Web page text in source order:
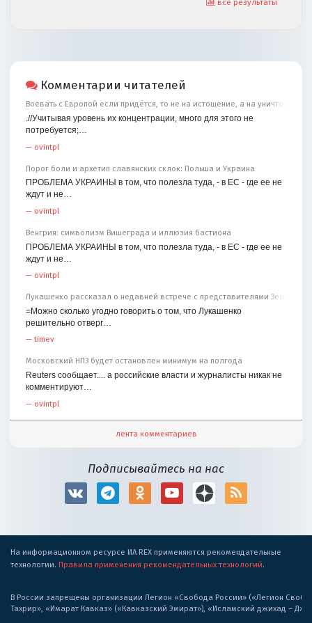
все результаты
Комментарии читателей
Воевать с Европой если придётся, то не на истощение, а на уничтожение
.//Учитывая уровень их концентрации, много для этого не
потребуется;…
— ovintpl
Порог боли и архетип славянских склок: Польша и Украина
ПРОБЛЕМА УКРАИНЫ в том, что полезла туда, - в ЕС - где ее не
ждут и не…
— ovintpl
Венгрия: символизм Вишеграда и иллюзия бастиона
ПРОБЛЕМА УКРАИНЫ в том, что полезла туда, - в ЕС - где ее не
ждут и не…
— ovintpl
Лукашенко рассказал о недавней встрече с представителями
=Можно сколько угодно говорить о том, что Лукашенко
решительно отверг…
—timev
Московский НПЗ будет остановлен минимум на полгода
Reuters сообщает.... а российские власти и журналисты никак не
комментируют…
— ovintpl
лента комментариев
Подписывайтесь на нас
На информационном ресурсе ИА REX применяются рекомендательные
технологии. Правила применения рекомендательных технологий.
В России запрещены организации Легион «Свобода России» («Легион
Тахрир», «Имарат Кавказ» («Кавказский Эмират»), «Исламский джихад –